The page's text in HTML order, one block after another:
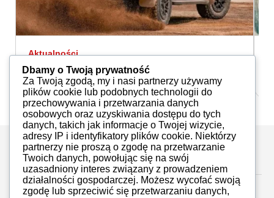
Aktualności
Ford Ranger Raptor z aktywnym
wydechem
Redakcja 19.10.2022
Zostaw komentarz
Dbamy o Twoją prywatność
Za Twoją zgodą, my i nasi partnerzy używamy
plików cookie lub podobnych technologii do
przechowywania i przetwarzania danych
osobowych oraz uzyskiwania dostępu do tych
danych, takich jak informacje o Twojej wizycie,
adresy IP i identyfikatory plików cookie. Niektórzy
partnerzy nie proszą o zgodę na przetwarzanie
Twoich danych, powołując się na swój
uzasadniony interes związany z prowadzeniem
działalności gospodarczej. Możesz wycofać swoją
zgodę lub sprzeciwić się przetwarzaniu danych,